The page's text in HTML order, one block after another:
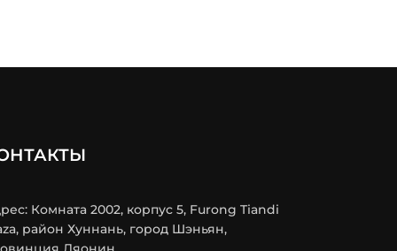
Комната 2002, корпус 5, Furong Tiandi
район Хуннань, город Шэньян,